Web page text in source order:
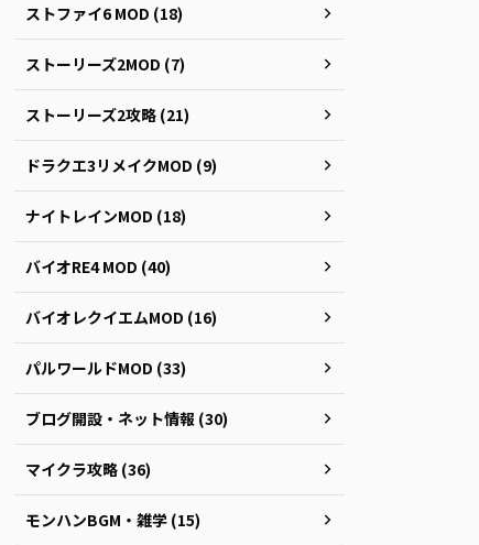
ストファイ6 MOD (18)
ストーリーズ2MOD (7)
ストーリーズ2攻略 (21)
ドラクエ3リメイクMOD (9)
ナイトレインMOD (18)
バイオRE4 MOD (40)
バイオレクイエムMOD (16)
パルワールドMOD (33)
ブログ開設・ネット情報 (30)
マイクラ攻略 (36)
モンハンBGM・雑学 (15)